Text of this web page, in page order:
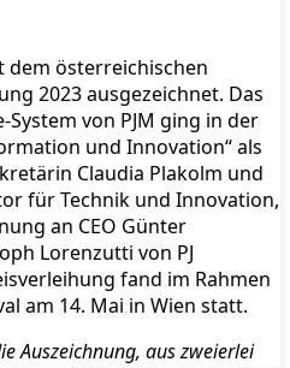
dem österreichischen
2023 ausgezeichnet. Das
von PJM ging in der
und Innovation“ als
Claudia Plakolm und
für Technik und Innovation,
an CEO Günter
Lorenzutti von PJ
fand im Rahmen
am 14. Mai in Wien statt.
Auszeichnung, aus zweierlei